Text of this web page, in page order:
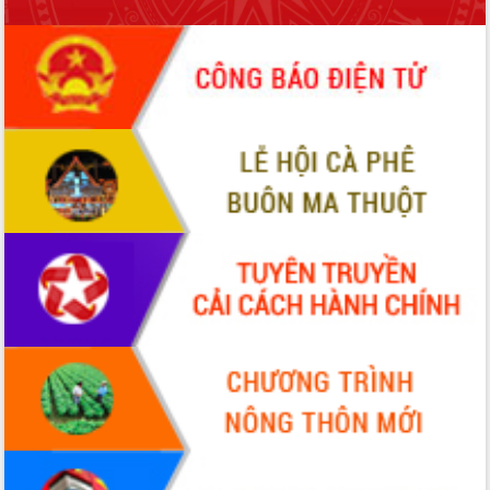
tại Trung tâm Phục vụ hành chính
công tỉnh
Đắk Lắk: Tôn vinh 46 giải pháp tại Hội
thi Sáng tạo Kỹ thuật 2024 - 2025
Đắk Lắk rà soát, điều chỉnh Đề án 190
về phát triển nuôi trồng thủy sản
Phó Chủ tịch UBND tỉnh Đắk Lắk
Trương Công Thái kiểm tra thực địa
Dự án cao tốc Khánh Hòa - Buôn Ma
Thuột
Định vị cà phê Việt Nam như một “di
sản sống” trong dòng chảy toàn cầu
Xây dựng nông thôn mới: Nâng cao đời
sống người dân từ những mô hình thiết
thực
Quyết liệt tháo gỡ vướng mắc, đẩy
nhanh tiến độ các dự án trọng điểm
trong Khu kinh tế Nam Phú Yên
Hòn Yến phát triển du lịch gắn với bảo
tồn biển